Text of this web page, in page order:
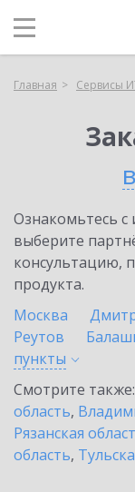
Главная Сервисы
Ознакомьтесь
выберите
консультацию,
продукта.
Москва
Реутов
пункты
Смотрите также:
область,
Рязанская
область,